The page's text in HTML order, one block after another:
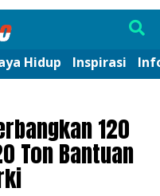
Hidup Inspirasi
120
Ton Bantuan